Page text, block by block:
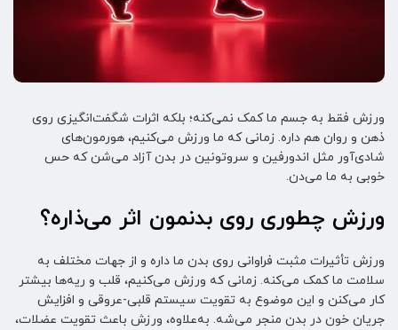
ورزش فقط به جسم ما کمک نمی‌کنه؛ بلکه اثرات شگفت‌انگیزی روی
ذهن و روان هم داره. زمانی که ما ورزش می‌کنیم، هورمون‌های
شادی‌آور مثل اندورفین و سروتونین در بدن آزاد می‌شن که حس
خوبی به ما می‌دن.
ورزش چطوری روی بدنمون اثر می‌ذاره؟
ورزش تأثیرات مثبت فراوانی روی بدن ما داره و از جهات مختلف به
سلامت ما کمک می‌کنه. زمانی که ورزش می‌کنیم، قلب و ریه‌ها بیشتر
کار می‌کنن و این موضوع به تقویت سیستم قلبی-عروقی و افزایش
جریان خون در بدن منجر می‌شه. به‌علاوه، ورزش باعث تقویت عضلات،